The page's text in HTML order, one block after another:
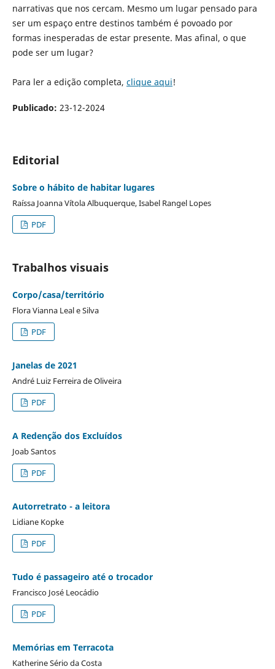
narrativas que nos cercam. Mesmo um lugar pensado para
ser um espaço entre destinos também é povoado por
formas inesperadas de estar presente. Mas afinal, o que
pode ser um lugar?
Para ler a edição completa, clique aqui!
Publicado: 23-12-2024
Editorial
Sobre o hábito de habitar lugares
Raíssa Joanna Vítola Albuquerque, Isabel Rangel Lopes
PDF
Trabalhos visuais
Corpo/casa/território
Flora Vianna Leal e Silva
PDF
Janelas de 2021
André Luiz Ferreira de Oliveira
PDF
A Redenção dos Excluídos
Joab Santos
PDF
Autorretrato - a leitora
Lidiane Kopke
PDF
Tudo é passageiro até o trocador
Francisco José Leocádio
PDF
Memórias em Terracota
Katherine Sério da Costa